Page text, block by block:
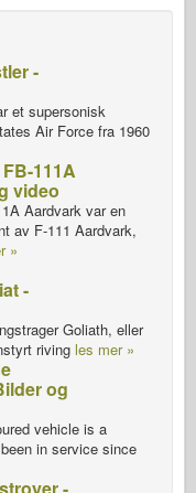
-
et supersonisk
Air Force fra 1960
111A
video
Aardvark var en
av F-111 Aardvark,
»
-
Goliath, eller
riving les mer »
og
vehicle is a
in service since